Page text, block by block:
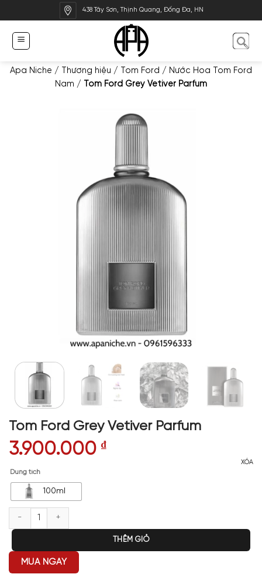
qua
dung
438 Tây Sơn, Thịnh Quang, Đống Đa, HN
Apa Niche / Thương hiệu / Tom Ford / Nước Hoa Tom Ford
Nam / Tom Ford Grey Vetiver Parfum
Tom Ford Grey Vetiver Parfum
3.900.000 ₫
Dung tích
100ml
XÓA
Tom Ford Grey Vetiver Parfum số lượng
THÊM GIỎ
MUA NGAY